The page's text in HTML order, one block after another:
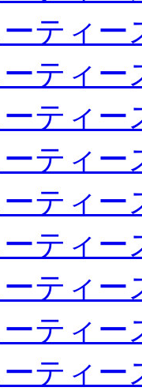
ティー
ティー
ティー
ティー
ティー
ティー
ティー
ティー
ティー